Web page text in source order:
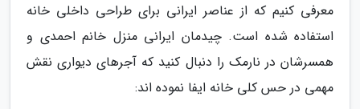
معرفی کنیم که از عناصر ایرانی برای طراحی داخلی خانه
استفاده شده است. چیدمان ایرانی منزل خانم احمدی و
همسرشان در نارمک را دنبال کنید که آجرهای دیواری نقش
مهمی در حس کلی خانه ایفا نموده اند: